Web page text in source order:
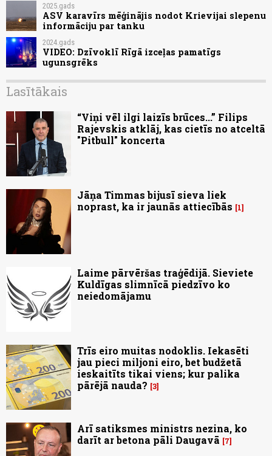
2025.gads
ASV karavīrs mēģinājis nodot Krievijai slepenu
informāciju par tanku
2024.gads
VIDEO: Dzīvoklī Rīgā izceļas pamatīgs
ugunsgrēks
Lasītākais
“Viņi vēl ilgi laizīs brūces...” Filips
Rajevskis atklāj, kas cietīs no atceltā
"Pitbull" koncerta
Jāņa Timmas bijusī sieva liek
noprast, ka ir jaunās attiecībās
1
Laime pārvēršas traģēdijā. Sieviete
Kuldīgas slimnīcā piedzīvo ko
neiedomājamu
Trīs eiro muitas nodoklis. Iekasēti
jau pieci miljoni eiro, bet budžetā
ieskaitīts tikai viens; kur palika
pārējā nauda? 3
Arī satiksmes ministrs nezina, ko
darīt ar betona pāli Daugavā
7